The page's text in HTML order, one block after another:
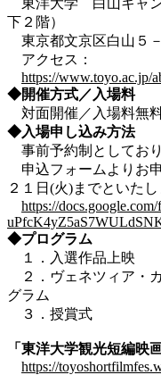
下２階）
東京都文京区白山５
アクセス：
https://www.toyo.ac.jp/
◆開催方式／入場料
対面開催／入場料無
◆入場申し込み方法
事前予約制としており
申込フォームよりお
２１日(火)までといたし
https://
◆プログラム
１．入選作品上映
２．ヴェネツィア・
グラム
３．授賞式
「東洋大学観光短編映
https://